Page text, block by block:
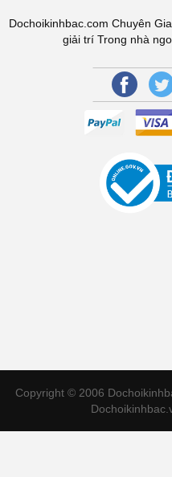
Dochoikinhbac.com Chuyên
giải trí Trong nhà
Copyright © 2006